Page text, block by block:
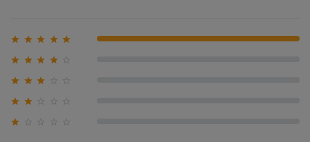
     100% (1)
   
  
 
